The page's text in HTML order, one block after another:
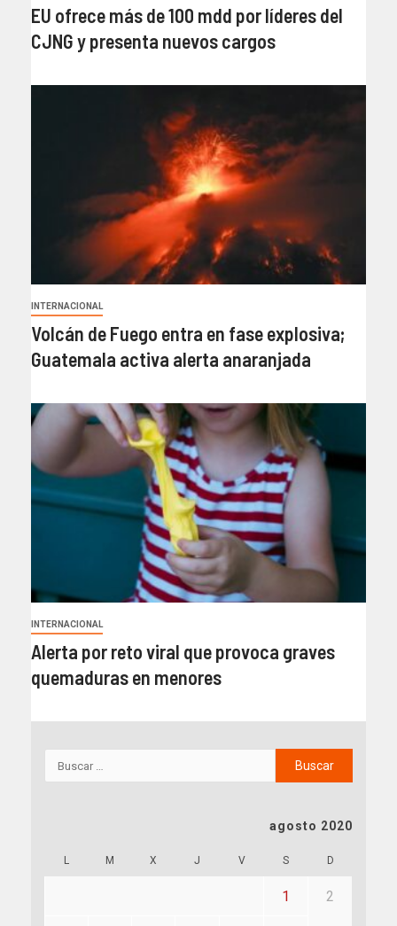
EU ofrece más de 100 mdd por líderes del
CJNG y presenta nuevos cargos
INTERNACIONAL
Volcán de Fuego entra en fase explosiva;
Guatemala activa alerta anaranjada
INTERNACIONAL
Alerta por reto viral que provoca graves
quemaduras en menores
agosto 2020
L M X J V S D
1 2